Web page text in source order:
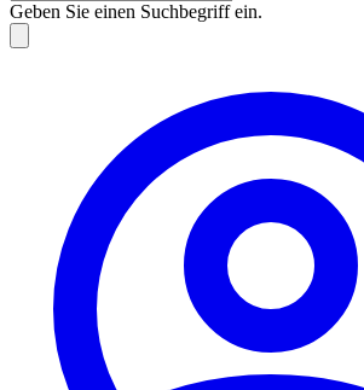
Geben Sie einen Suchbegriff ein.